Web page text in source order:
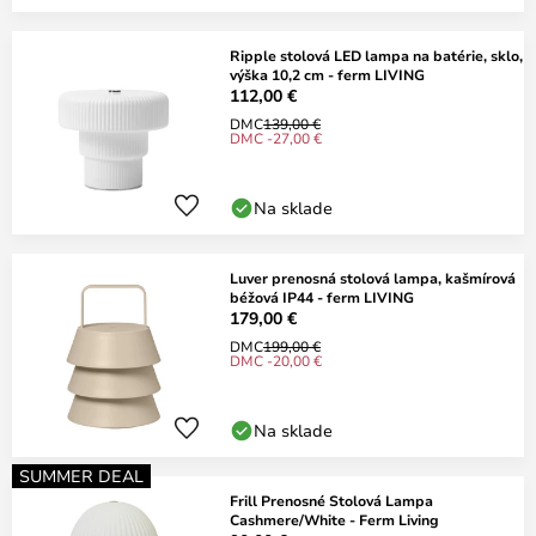
Ripple stolová LED lampa na batérie, sklo,
výška 10,2 cm - ferm LIVING
112,00 €
DMC139,00 €
DMC -27,00 €
Na sklade
Luver prenosná stolová lampa, kašmírová
béžová IP44 - ferm LIVING
179,00 €
DMC199,00 €
DMC -20,00 €
Na sklade
SUMMER DEAL
Frill Prenosné Stolová Lampa
Cashmere/White - Ferm Living